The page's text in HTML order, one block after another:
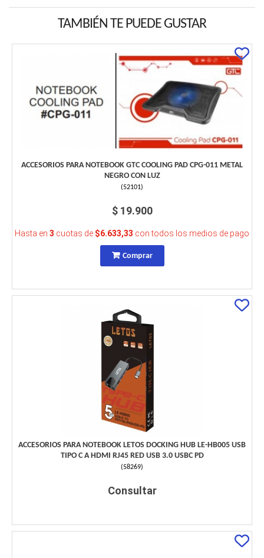
TAMBIÉN TE PUEDE GUSTAR
ACCESORIOS PARA NOTEBOOK GTC COOLING PAD CPG-011 METAL
NEGRO CON LUZ
(52101)
$ 19.900
Hasta en 3 cuotas de $6.633,33 con todos los medios de pago
Comprar
ACCESORIOS PARA NOTEBOOK LETOS DOCKING HUB LE-HB005 USB
TIPO C A HDMI RJ45 RED USB 3.0 USBC PD
(58269)
Consultar